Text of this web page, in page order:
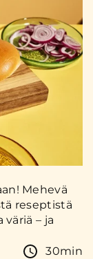
Mehevä
reseptistä
– ja
30min